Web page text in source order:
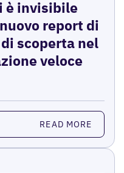
è invisibile
report di
scoperta nel
veloce
READ MORE